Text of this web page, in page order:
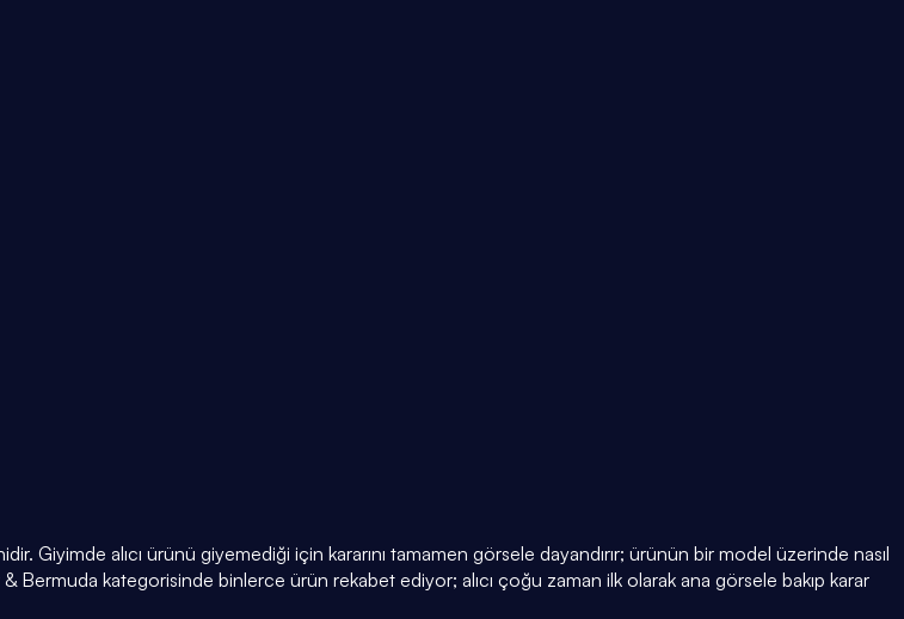
Giyimde alıcı ürünü giyemediği için kararını tamamen görsele dayandırır; ürünün bir model üzerinde nasıl
kategorisinde binlerce ürün rekabet ediyor; alıcı çoğu zaman ilk olarak ana görsele bakıp karar